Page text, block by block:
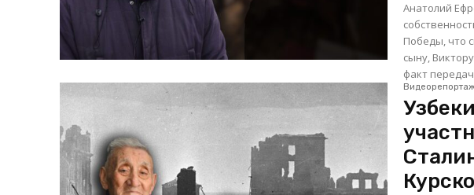
Анатолий
Победы, что
сыну,
факт